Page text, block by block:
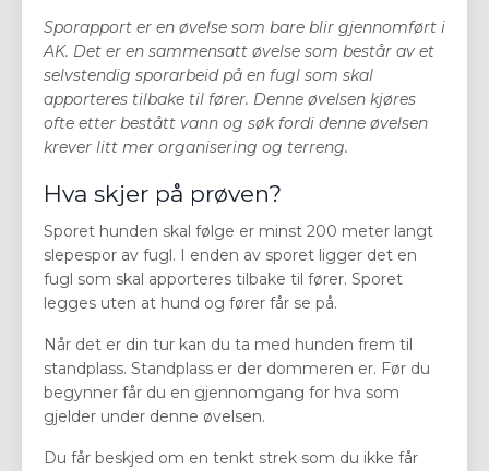
Sporapport er en øvelse som bare blir gjennomført i
AK. Det er en sammensatt øvelse som består av et
selvstendig sporarbeid på en fugl som skal
apporteres tilbake til fører. Denne øvelsen kjøres
ofte etter bestått vann og søk fordi denne øvelsen
krever litt mer organisering og terreng.
Hva skjer på prøven?
Sporet hunden skal følge er minst 200 meter langt
slepespor av fugl. I enden av sporet ligger det en
fugl som skal apporteres tilbake til fører. Sporet
legges uten at hund og fører får se på.
Når det er din tur kan du ta med hunden frem til
standplass. Standplass er der dommeren er. Før du
begynner får du en gjennomgang for hva som
gjelder under denne øvelsen.
Du får beskjed om en tenkt strek som du ikke får